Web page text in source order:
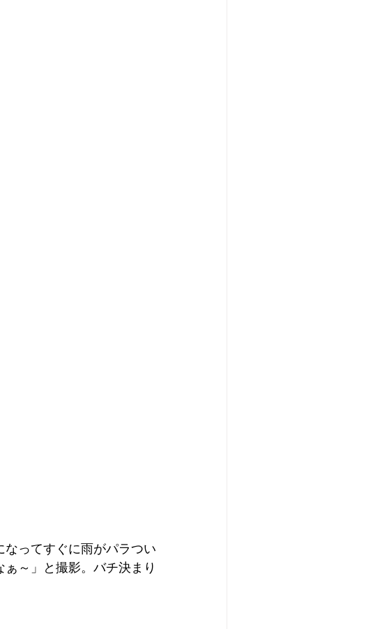
ってすぐに雨がパラつい
～」と撮影。バチ決まり